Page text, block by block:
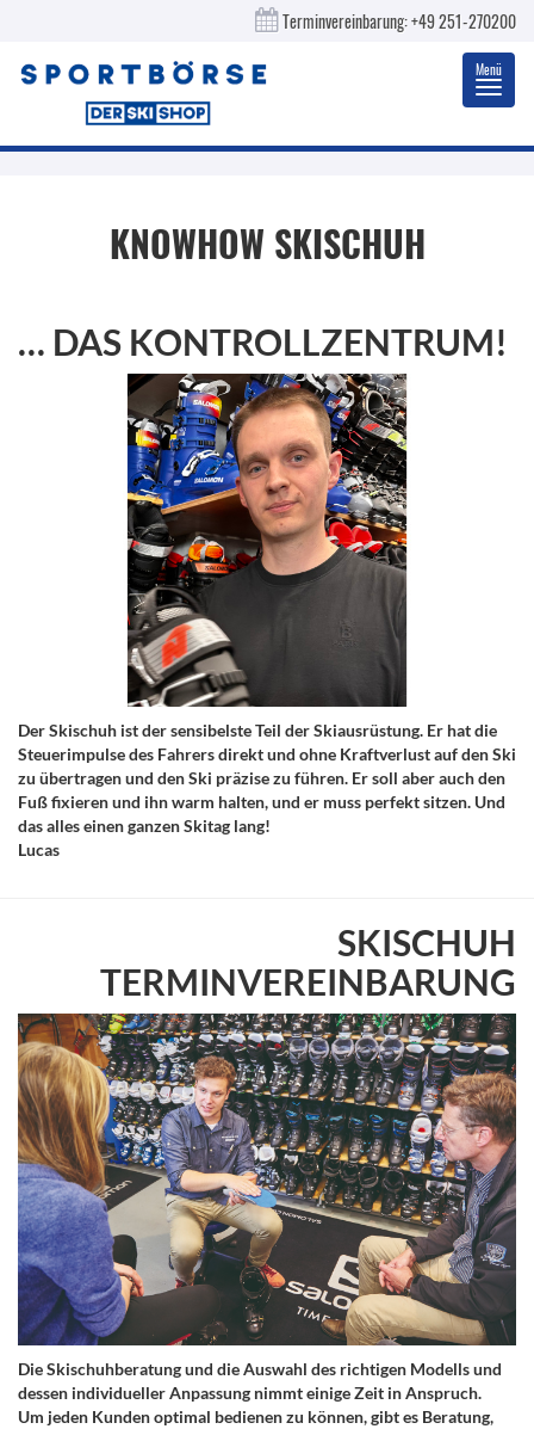
Terminvereinbarung:+49 251-270200
Menü
KNOWHOW SKISCHUH
… DAS KONTROLLZENTRUM!
Der Skischuh ist der sensibelste Teil der Skiausrüstung. Er hat die
Steuerimpulse des Fahrers direkt und ohne Kraftverlust auf den Ski
zu übertragen und den Ski präzise zu führen. Er soll aber auch den
Fuß fixieren und ihn warm halten, und er muss perfekt sitzen. Und
das alles einen ganzen Skitag lang!
Lucas
SKISCHUH
TERMINVEREINBARUNG
Die Skischuhberatung und die Auswahl des richtigen Modells und
dessen individueller Anpassung nimmt einige Zeit in Anspruch.
Um jeden Kunden optimal bedienen zu können, gibt es Beratung,